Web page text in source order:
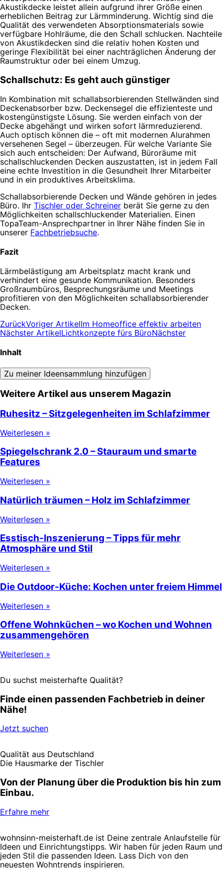
Akustikdecke leistet allein aufgrund ihrer Größe einen
erheblichen Beitrag zur Lärmminderung. Wichtig sind die
Qualität des verwendeten Absorptionsmaterials sowie
verfügbare Hohlräume, die den Schall schlucken. Nachteile
von Akustikdecken sind die relativ hohen Kosten und
geringe Flexibilität bei einer nachträglichen Änderung der
Raumstruktur oder bei einem Umzug.
Schallschutz: Es geht auch günstiger
In Kombination mit schallabsorbierenden Stellwänden sind
Deckenabsorber bzw. Deckensegel die effizienteste und
kostengünstigste Lösung. Sie werden einfach von der
Decke abgehängt und wirken sofort lärmreduzierend.
Auch optisch können die – oft mit modernen Alurahmen
versehenen Segel – überzeugen. Für welche Variante Sie
sich auch entscheiden: Der Aufwand, Büroräume mit
schallschluckenden Decken auszustatten, ist in jedem Fall
eine echte Investition in die Gesundheit Ihrer Mitarbeiter
und in ein produktives Arbeitsklima.
Schallabsorbierende Decken und Wände gehören in jedes
Büro. Ihr Tischler oder Schreiner berät Sie gerne zu den
Möglichkeiten schallschluckender Materialien. Einen
TopaTeam-Ansprechpartner in Ihrer Nähe finden Sie in
unserer Fachbetriebsuche.
Fazit
Lärmbelästigung am Arbeitsplatz macht krank und
verhindert eine gesunde Kommunikation. Besonders
Großraumbüros, Besprechungsräume und Meetings
profitieren von den Möglichkeiten schallabsorbierender
Decken.
ZurückVoriger ArtikelIm Homeoffice effektiv arbeiten
Nächster ArtikelLichtkonzepte fürs BüroNächster
Inhalt
Zu meiner Ideensammlung hinzufügen
Weitere Artikel aus unserem Magazin
Ruhesitz – Sitzgelegenheiten im Schlafzimmer
Weiterlesen »
Spiegelschrank 2.0 – Stauraum und smarte
Features
Weiterlesen »
Natürlich träumen – Holz im Schlafzimmer
Weiterlesen »
Esstisch-Inszenierung – Tipps für mehr
Atmosphäre und Stil
Weiterlesen »
Die Outdoor-Küche: Kochen unter freiem Himmel
Weiterlesen »
Offene Wohnküchen – wo Kochen und Wohnen
zusammengehören
Weiterlesen »
Du suchst meisterhafte Qualität?
Finde einen passenden Fachbetrieb in deiner
Nähe!
Jetzt suchen
Qualität aus Deutschland
Die Hausmarke der Tischler
Von der Planung über die Produktion bis hin zum
Einbau.
Erfahre mehr
wohnsinn-meisterhaft.de ist Deine zentrale Anlaufstelle für
Ideen und Einrichtungstipps. Wir haben für jeden Raum und
jeden Stil die passenden Ideen. Lass Dich von den
neuesten Wohntrends inspirieren.